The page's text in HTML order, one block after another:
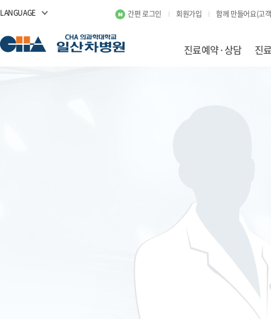
LANGUAGE 간편 로그인 회원가입 함께 만들어요(고
진료예약·상담 진